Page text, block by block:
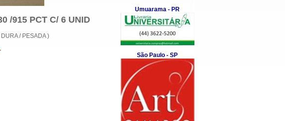
/915 PCT C/ 6 UNID
/ PESADA )
Umuarama - PR
São Paulo - SP